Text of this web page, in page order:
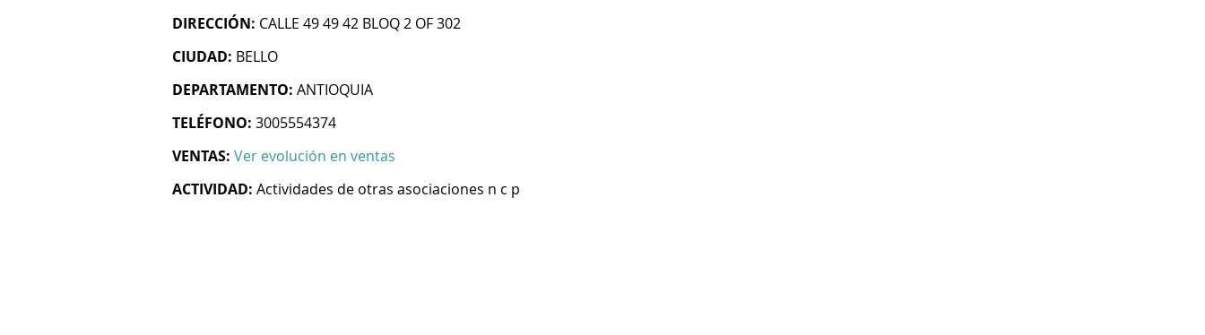
DIRECCIÓN: CALLE 49 49 42 BLOQ 2 OF 302
CIUDAD: BELLO
DEPARTAMENTO: ANTIOQUIA
TELÉFONO: 3005554374
VENTAS: Ver evolución en ventas
ACTIVIDAD: Actividades de otras asociaciones n c p